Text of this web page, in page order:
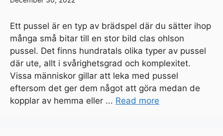
Ett pussel är en typ av brädspel där du sätter ihop
många små bitar till en stor bild clas ohlson
pussel. Det finns hundratals olika typer av pussel
där ute, allt i svårighetsgrad och komplexitet.
Vissa människor gillar att leka med pussel
eftersom det ger dem något att göra medan de
kopplar av hemma eller ... Read more